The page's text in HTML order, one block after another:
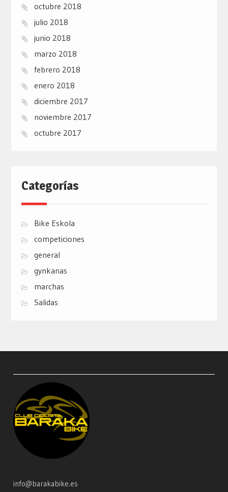
octubre 2018
julio 2018
junio 2018
marzo 2018
febrero 2018
enero 2018
diciembre 2017
noviembre 2017
octubre 2017
Categorías
Bike Eskola
competiciones
general
gynkanas
marchas
Salidas
info@barakabike.es